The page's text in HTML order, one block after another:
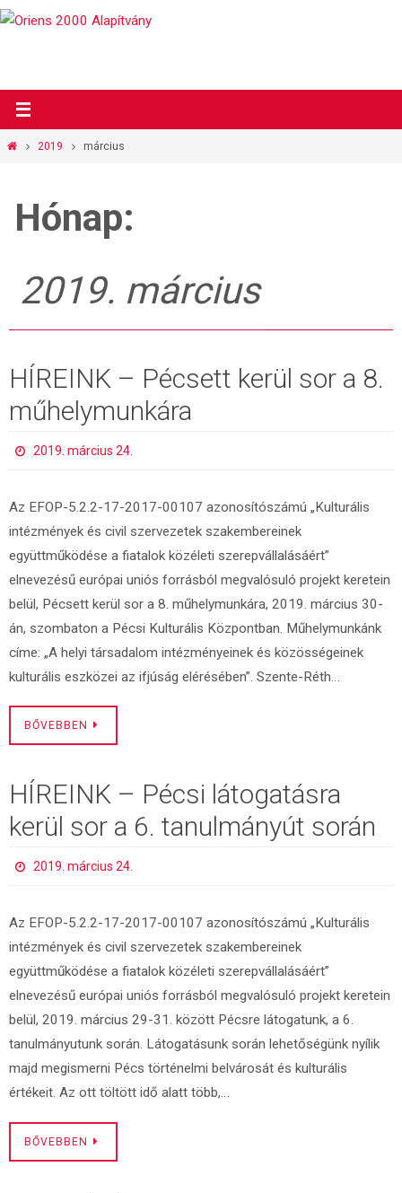
Megszakítás
Otthon
2019 március
Hónap:
2019. március
HÍREINK – Pécsett kerül sor a 8.
műhelymunkára
2019. március 24.
Az EFOP-5.2.2-17-2017-00107 azonosítószámú „Kulturális
intézmények és civil szervezetek szakembereinek
együttműködése a fiatalok közéleti szerepvállalásáért”
elnevezésű európai uniós forrásból megvalósuló projekt keretein
belül, Pécsett kerül sor a 8. műhelymunkára, 2019. március 30-
án, szombaton a Pécsi Kulturális Központban. Műhelymunkánk
címe: „A helyi társadalom intézményeinek és közösségeinek
kulturális eszközei az ifjúság elérésében”. Szente-Réth…
BŐVEBBEN
HÍREINK – Pécsi látogatásra
kerül sor a 6. tanulmányút során
2019. március 24.
Az EFOP-5.2.2-17-2017-00107 azonosítószámú „Kulturális
intézmények és civil szervezetek szakembereinek
együttműködése a fiatalok közéleti szerepvállalásáért”
elnevezésű európai uniós forrásból megvalósuló projekt keretein
belül, 2019. március 29-31. között Pécsre látogatunk, a 6.
tanulmányutunk során. Látogatásunk során lehetőségünk nyílik
majd megismerni Pécs történelmi belvárosát és kulturális
értékeit. Az ott töltött idő alatt több,…
BŐVEBBEN